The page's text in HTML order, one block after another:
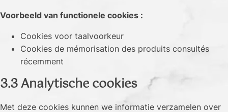
Voorbeeld van functionele cookies :
Cookies voor taalvoorkeur
Cookies de mémorisation des produits consultés
récemment
3.3 Analytische cookies
Met deze cookies kunnen we informatie verzamelen over